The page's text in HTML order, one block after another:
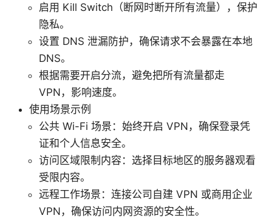
启用 Kill Switch（断网时断开所有流量），保护
隐私。
设置 DNS 泄漏防护，确保请求不会暴露在本地
DNS。
根据需要开启分流，避免把所有流量都走
VPN，影响速度。
使用场景示例
公共 Wi-Fi 场景：始终开启 VPN，确保登录凭
证和个人信息安全。
访问区域限制内容：选择目标地区的服务器观看
受限内容。
远程工作场景：连接公司自建 VPN 或商用企业
VPN，确保访问内网资源的安全性。